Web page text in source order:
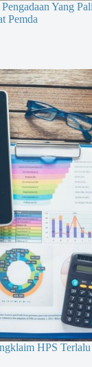
Yang
Pemda
HPS